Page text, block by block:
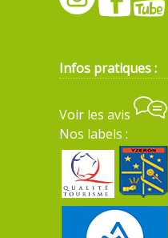
Infos pratiques :
Voir les avis
Nos labels :